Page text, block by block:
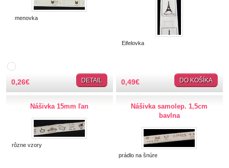
KATEGÓRIE PRODUKTOV
Aplikácie
Bižutérny kútik
Burda strihy
menovka
0,26€ DETAIL
Eifelovka
0,49€ DO KOŠÍKA
Nášivka 15mm ľan
rôzne vzory
Nášivka samolep. 1,5cm
bavlna
prádlo na šnúre